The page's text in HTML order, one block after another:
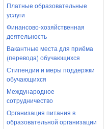
Платные образовательные
услуги
Финансово-хозяйственная
деятельность
Вакантные места для приёма
(перевода) обучающихся
Стипендии и меры поддержки
обучающихся
Международное
сотрудничество
Организация питания в
образовательной организации